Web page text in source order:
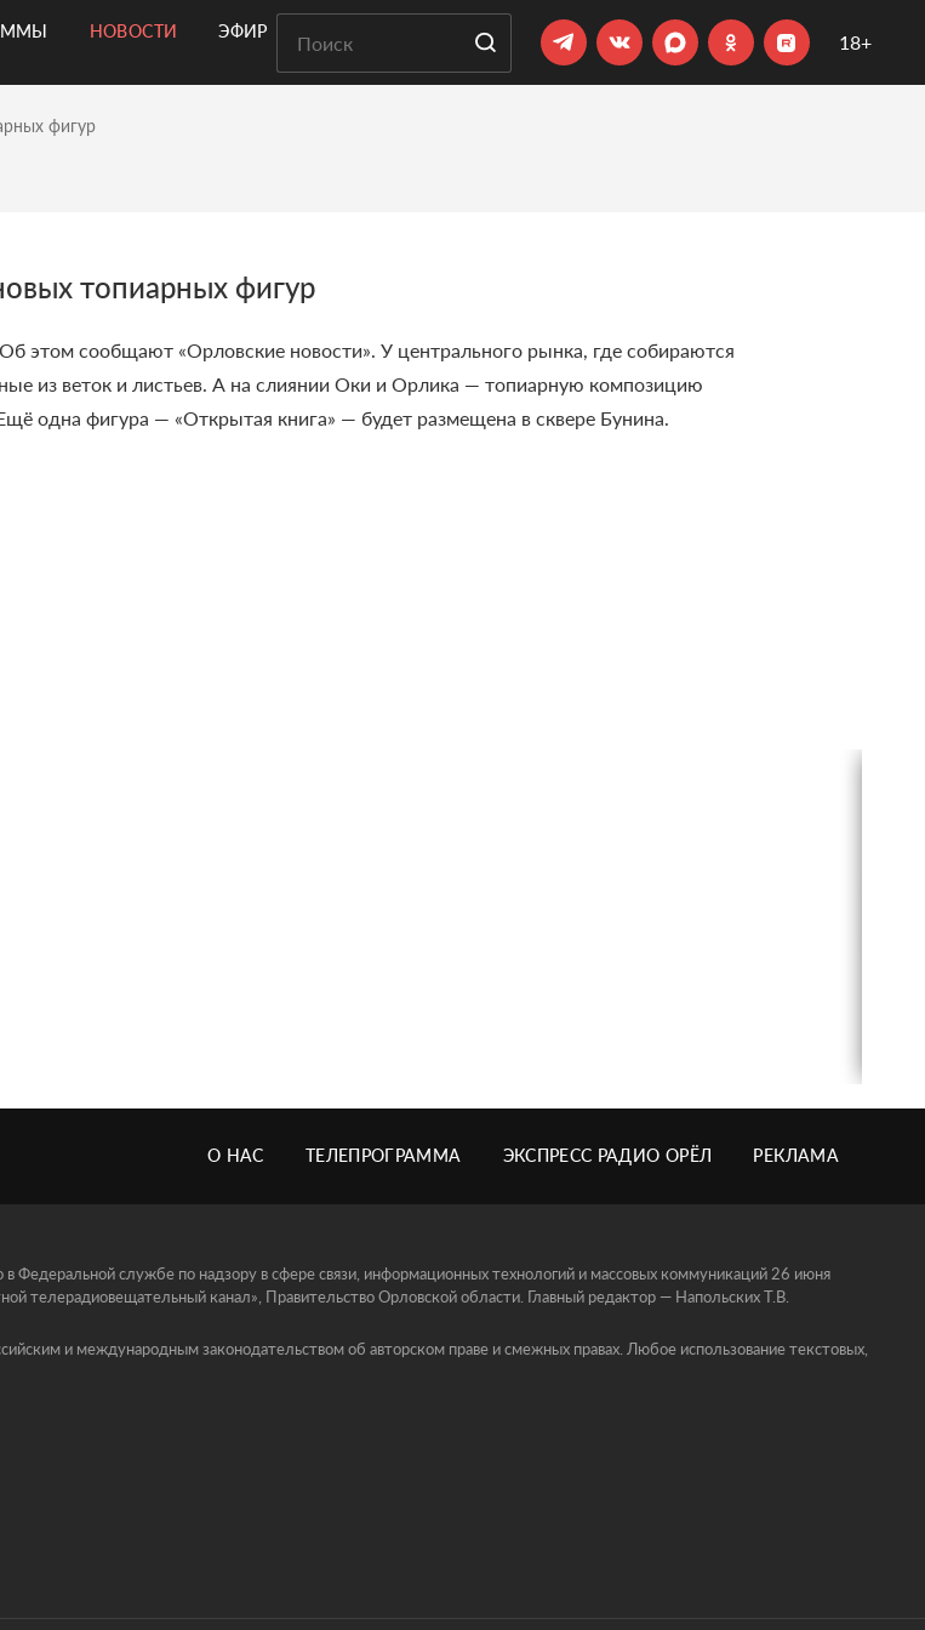
НОВОСТИ ЭФИР 18+
фигур
топиарных фигур
этом сообщают «Орловские новости». У центрального рынка, где собираются
из веток и листьев. А на слиянии Оки и Орлика — топиарную композицию
одна фигура — «Открытая книга» — будет размещена в сквере Бунина.
О НАС ТЕЛЕПРОГРАММА ЭКСПРЕСС РАДИО ОРЁЛ РЕКЛАМА
службе по надзору в сфере связи, информационных технологий и массовых коммуникаций 26 июня
канал», Правительство Орловской области. Главный редактор — Напольских Т.В.
и международным законодательством об авторском праве и смежных правах. Любое использование текстовых,